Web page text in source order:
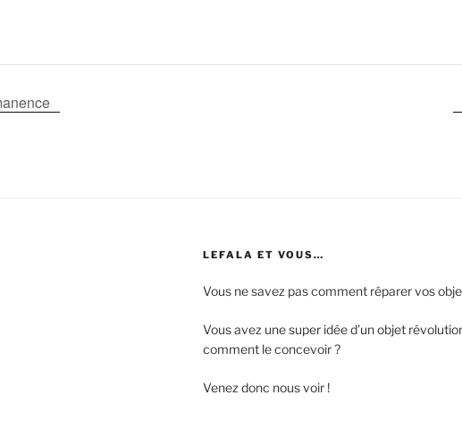
LEFALA ET VOUS…
Vous ne savez pas comment réparer vos
Vous avez une super idée d’un objet
comment le concevoir ?
Venez donc nous voir !